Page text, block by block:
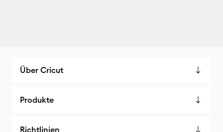
Über Cricut
Produkte
Richtlinien